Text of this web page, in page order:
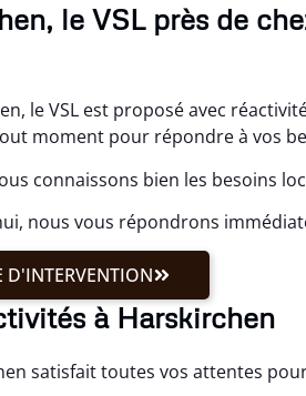
le VSL près de
le VSL est proposé avec
moment pour répondre à vos
connaissons bien les besoins
nous vous répondrons
D'INTERVENTION
à Harskirchen
satisfait toutes vos attentes